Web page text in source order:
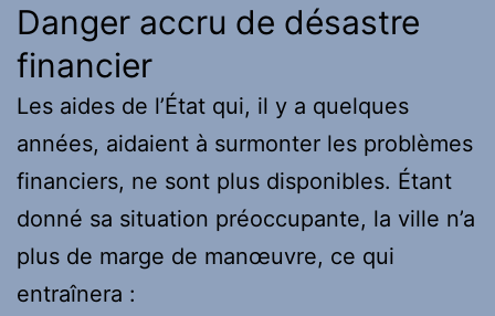
Danger accru de désastre
financier
Les aides de l’État qui, il y a quelques
années, aidaient à surmonter les problèmes
financiers, ne sont plus disponibles. Étant
donné sa situation préoccupante, la ville n’a
plus de marge de manœuvre, ce qui
entraînera :